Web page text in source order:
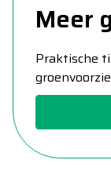
Meer
Praktische